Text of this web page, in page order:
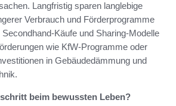
Langfristig sparen langlebige
Verbrauch und Förderprogramme
Käufe und Sharing-Modelle
wie KfW-Programme oder
in Gebäudedämmung und
beim bewussten Leben?